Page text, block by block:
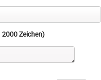
Zeichen)